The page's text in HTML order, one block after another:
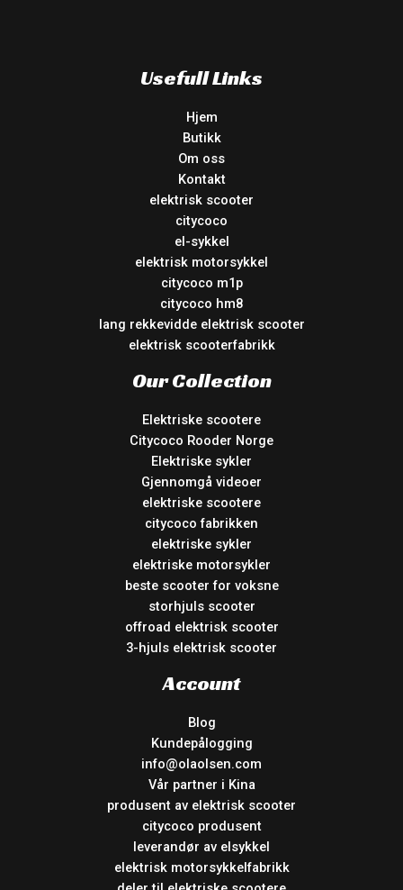
Usefull Links
Hjem
Butikk
Om oss
Kontakt
elektrisk scooter
citycoco
el-sykkel
elektrisk motorsykkel
citycoco m1p
citycoco hm8
lang rekkevidde elektrisk scooter
elektrisk scooterfabrikk
Our Collection
Elektriske scootere
Citycoco Rooder Norge
Elektriske sykler
Gjennomgå videoer
elektriske scootere
citycoco fabrikken
elektriske sykler
elektriske motorsykler
beste scooter for voksne
storhjuls scooter
offroad elektrisk scooter
3-hjuls elektrisk scooter
Account
Blog
Kundepålogging
info@olaolsen.com
Vår partner i Kina
produsent av elektrisk scooter
citycoco produsent
leverandør av elsykkel
elektrisk motorsykkelfabrikk